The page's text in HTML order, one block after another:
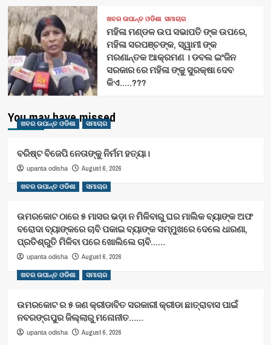
ଖବର ଉପାନ୍ତ ଓଡିଶା ସମାଚାର
ମହିଳା ମଣ୍ଡଳ ଉପ ସଭାପତି ଙ୍କ ଉପରେ,
ମହିଳା ସରପଞ୍ଚଙ୍କ, ସ୍ୱାମୀ ଙ୍କ
ମରଣାନ୍ତକ ଆକ୍ରମଣ । ଡବଲ ଇଂଜିନ
ସରକାର ରେ ମହିଳା ଙ୍କୁ ସୁରକ୍ଷା ଦେବ
କିଏ…..???
You may have missed
ଖବର ଉପାନ୍ତ ଓଡିଶା ସମାଚାର
ବରିଷ୍ଟ ବିଜେପି ନେତାଙ୍କୁ ନିର୍ମମ ହତ୍ୟା।
upanta odisha August 6, 2026
ଖବର ଉପାନ୍ତ ଓଡିଶା ସମାଚାର
ଉମରକୋଟ ଠାରେ ୫ ମାସର ଭଡ଼ା ନ ମିଳିବାରୁ ଘର ମାଲିକ ବ୍ୟାଙ୍କ ଅଫ
ବରୋଦା ବ୍ୟାଙ୍କରେ ଚାବି ପକାଇ ବ୍ୟାଙ୍କ ସମ୍ମୁଖରେ ଦେଲେ ଧାରଣା,
ପ୍ରତିଶ୍ରୁତି ମିଳିବା ପରେ ଖୋଲିଲେ ଚାବି……
upanta odisha August 6, 2026
ଖବର ଉପାନ୍ତ ଓଡିଶା ସମାଚାର
ଉମରକୋଟ ର ୫ ଜଣ କ୍ରୀଡାବିତ ସରକାରୀ କ୍ରୀଡା ଛାତ୍ରାବାସ ପାଇଁ
ନବରଙ୍ଗପୁର ଜିଲ୍ଲାରୁ ମନୋନୀତ……
upanta odisha August 6, 2026